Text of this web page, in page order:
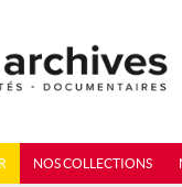
NOS COLLECTIONS